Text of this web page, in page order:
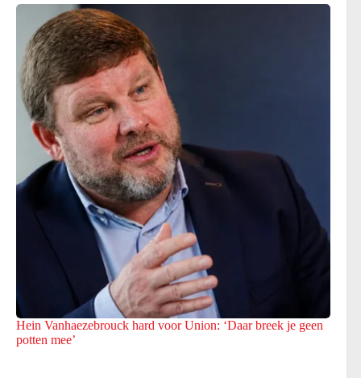
Hein Vanhaezebrouck hard voor Union: ‘Daar breek je geen
potten mee’